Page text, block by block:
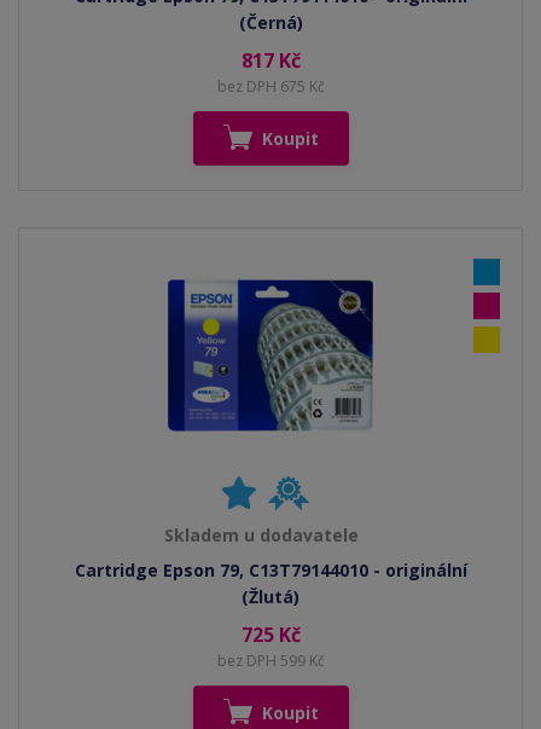
(Černá)
817 Kč
bez DPH 675 Kč
Koupit
Skladem u dodavatele
Cartridge Epson 79, C13T79144010 - originální
(Žlutá)
725 Kč
bez DPH 599 Kč
Koupit